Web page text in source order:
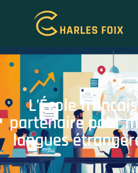
L’École
partenaire pour
langues